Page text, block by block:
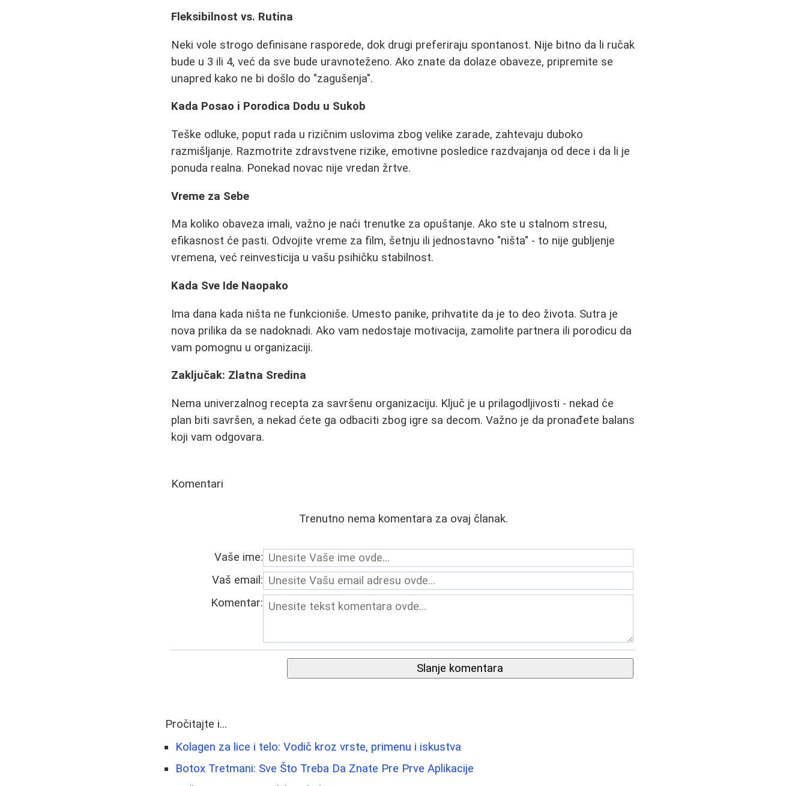
Fleksibilnost vs. Rutina
Neki vole strogo definisane rasporede, dok drugi preferiraju spontanost. Nije bitno da li ručak
bude u 3 ili 4, već da sve bude uravnoteženo. Ako znate da dolaze obaveze, pripremite se
unapred kako ne bi došlo do "zagušenja".
Kada Posao i Porodica Dodu u Sukob
Teške odluke, poput rada u rizičnim uslovima zbog velike zarade, zahtevaju duboko
razmišljanje. Razmotrite zdravstvene rizike, emotivne posledice razdvajanja od dece i da li je
ponuda realna. Ponekad novac nije vredan žrtve.
Vreme za Sebe
Ma koliko obaveza imali, važno je naći trenutke za opuštanje. Ako ste u stalnom stresu,
efikasnost će pasti. Odvojite vreme za film, šetnju ili jednostavno "ništa" - to nije gubljenje
vremena, već reinvesticija u vašu psihičku stabilnost.
Kada Sve Ide Naopako
Ima dana kada ništa ne funkcioniše. Umesto panike, prihvatite da je to deo života. Sutra je
nova prilika da se nadoknadi. Ako vam nedostaje motivacija, zamolite partnera ili porodicu da
vam pomognu u organizaciji.
Zaključak: Zlatna Sredina
Nema univerzalnog recepta za savršenu organizaciju. Ključ je u prilagodljivosti - nekad će
plan biti savršen, a nekad ćete ga odbaciti zbog igre sa decom. Važno je da pronađete balans
koji vam odgovara.
Komentari
Trenutno nema komentara za ovaj članak.
Vaše ime:
Vaš email:
Komentar:
Slanje komentara
Pročitajte i...
Kolagen za lice i telo: Vodič kroz vrste, primenu i iskustva
Botox Tretmani: Sve Što Treba Da Znate Pre Prve Aplikacije